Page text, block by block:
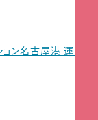
ン名古屋港 運営